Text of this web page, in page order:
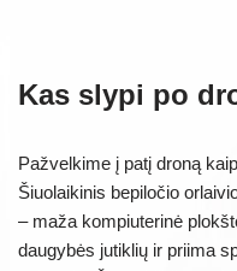
Kas slypi po
Pažvelkime į patį droną
Šiuolaikinis bepiločio
– maža kompiuterinė
daugybės jutiklių ir priima